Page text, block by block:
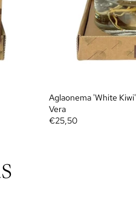
Aglaonema 'White
Vera
€25,50